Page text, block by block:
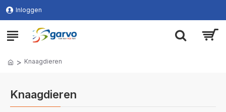
Inloggen
Knaagdieren
Knaagdieren